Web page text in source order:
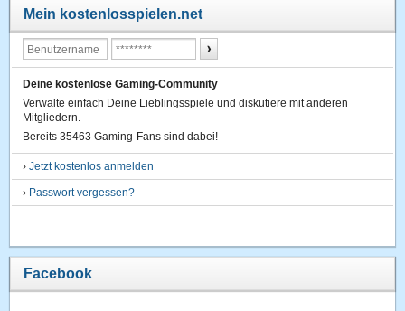
Mein kostenlosspielen.net
Deine kostenlose Gaming-Community
Verwalte einfach Deine Lieblingsspiele und diskutiere mit anderen
Mitgliedern.
Bereits 35463 Gaming-Fans sind dabei!
›Jetzt kostenlos anmelden
› Passwort vergessen?
Facebook